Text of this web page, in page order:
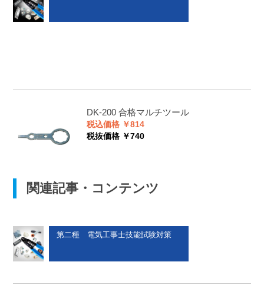
DK-200 合格マルチツール
税込価格 ￥814
税抜価格 ￥740
関連記事・コンテンツ
第二種 電気工事士技能試験対策